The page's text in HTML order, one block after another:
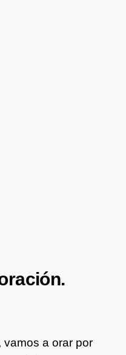
vamos a orar por